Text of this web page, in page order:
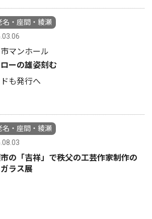
名・座間・綾瀬
マンホール
ーの雄姿刻む
も発行へ
名・座間・綾瀬
の「吉祥」で秩父の工芸作家制作の
ラス展